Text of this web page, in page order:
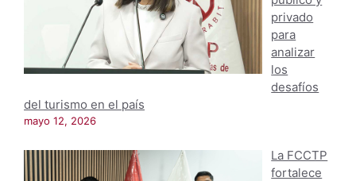
privado
para
analizar
los
desafíos
del turismo en el país
mayo 12, 2026
La FCCTP
fortalece